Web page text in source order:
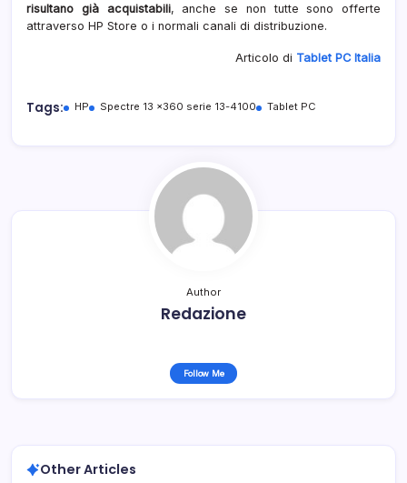
risultano già acquistabili, anche se non tutte sono offerte
attraverso HP Store o i normali canali di distribuzione.
Articolo di Tablet PC Italia
Tags: HP Spectre 13 x360 serie 13-4100 Tablet PC
Author
Redazione
Follow Me
Other Articles